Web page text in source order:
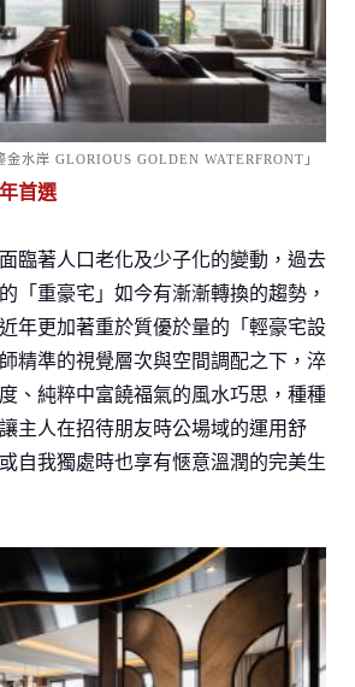
水岸 GLORIOUS GOLDEN WATERFRONT」
首選
臨著人口老化及少子化的變動，過去
「重豪宅」如今有漸漸轉換的趨勢，
年更加著重於質優於量的「輕豪宅設
精準的視覺層次與空間調配之下，淬
、純粹中富饒福氣的風水巧思，種種
主人在招待朋友時公場域的運用舒
自我獨處時也享有愜意溫潤的完美生